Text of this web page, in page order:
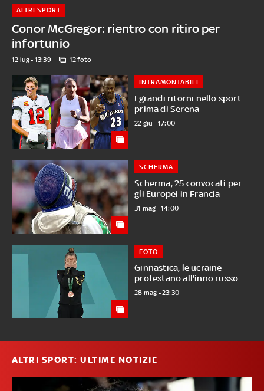
Conor McGregor: rientro con ritiro per
infortunio
ALTRI SPORT
12 lug - 13:39 12 foto
I grandi ritorni nello sport
prima di Serena
INTRAMONTABILI
22 giu - 17:00
Scherma, 25 convocati per
gli Europei in Francia
SCHERMA
31 mag - 14:00
Ginnastica, le ucraine
protestano all'inno russo
FOTO
28 mag - 23:30
ALTRI SPORT: ULTIME NOTIZIE